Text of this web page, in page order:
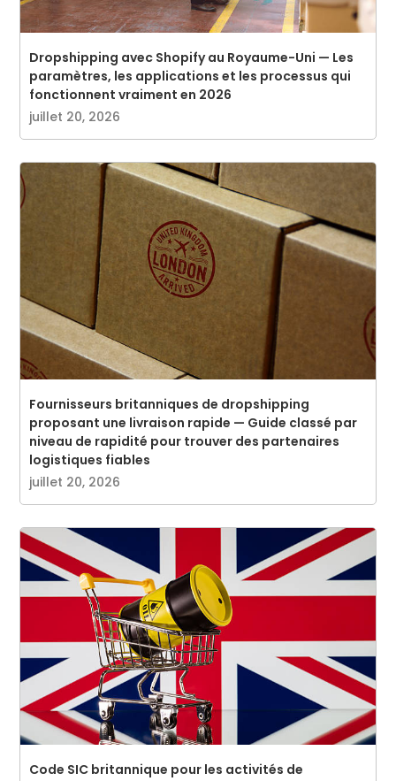
Dropshipping avec Shopify au Royaume-Uni — Les
paramètres, les applications et les processus qui
fonctionnent vraiment en 2026
juillet 20, 2026
Fournisseurs britanniques de dropshipping
proposant une livraison rapide — Guide classé par
niveau de rapidité pour trouver des partenaires
logistiques fiables
juillet 20, 2026
Code SIC britannique pour les activités de